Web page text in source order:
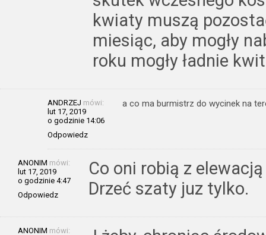
kwiaty muszą
miesiąc, aby mogły
roku mogły ładnie
ANDRZEJ mówi:
lut 17, 2019
o godzinie 14:06
Odpowiedz
a co ma burmistrz do wycinek na
ANONIM mówi:
lut 17, 2019
o godzinie 4:47
Odpowiedz
Co oni robią z
Drzeć szaty juz tylko.
ANONIM mówi: